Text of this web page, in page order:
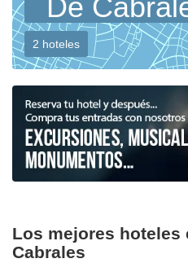
2 hoteles
Los mejores hoteles
Cabrales